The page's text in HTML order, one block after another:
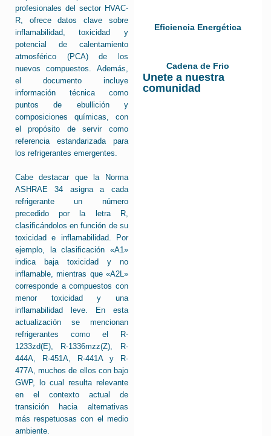
profesionales del sector HVAC-
R, ofrece datos clave sobre
inflamabilidad, toxicidad y
potencial de calentamiento
atmosférico (PCA) de los
nuevos compuestos. Además,
el documento incluye
información técnica como
puntos de ebullición y
composiciones químicas, con
el propósito de servir como
referencia estandarizada para
los refrigerantes emergentes.
Cabe destacar que la Norma
ASHRAE 34 asigna a cada
refrigerante un número
precedido por la letra R,
clasificándolos en función de su
toxicidad e inflamabilidad. Por
ejemplo, la clasificación «A1»
indica baja toxicidad y no
inflamable, mientras que «A2L»
corresponde a compuestos con
menor toxicidad y una
inflamabilidad leve. En esta
actualización se mencionan
refrigerantes como el R-
1233zd(E), R-1336mzz(Z), R-
444A, R-451A, R-441A y R-
477A, muchos de ellos con bajo
GWP, lo cual resulta relevante
en el contexto actual de
transición hacia alternativas
más respetuosas con el medio
ambiente.
Eficiencia Energética
Cadena de Frio
Unete a nuestra
comunidad